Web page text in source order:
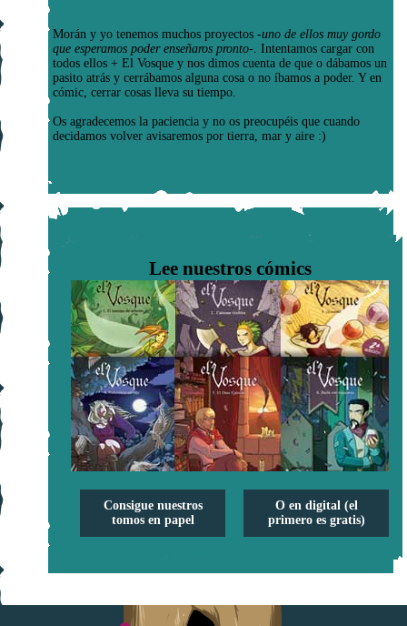
Morán y yo tenemos muchos proyectos -uno de ellos muy gordo
que esperamos poder enseñaros pronto- . Intentamos cargar con
todos ellos + El Vosque y nos dimos cuenta de que o dábamos un
pasito atrás y cerrábamos alguna cosa o no íbamos a poder. Y en
cómic, cerrar cosas lleva su tiempo.
Os agradecemos la paciencia y no os preocupéis que cuando
decidamos volver avisaremos por tierra, mar y aire :)
Lee nuestros cómics
Consigue nuestros
tomos en papel
O en digital (el
primero es gratis)